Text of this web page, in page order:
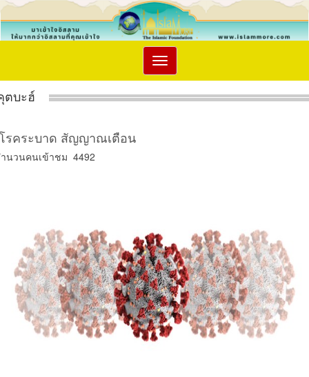
Toggle
navigation
ตบะฮ์
รคระบาด สัญญาณเตือน
นวนคนเข้าชม 4492